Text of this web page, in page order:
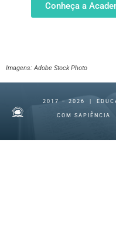
Conheça a
Imagens: Adobe Stock Photo
2017 – 2026 |
COM SAPIÊNCIA